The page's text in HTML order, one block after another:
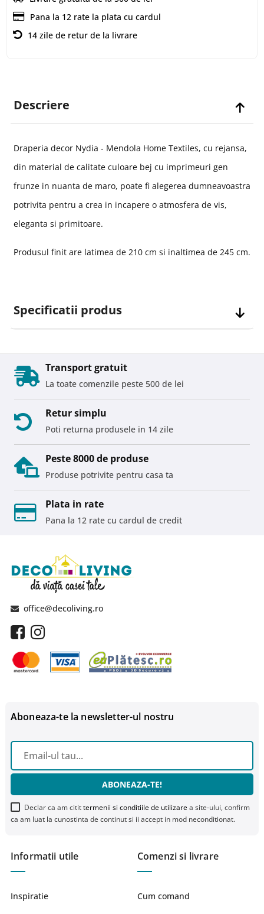
Pana la 12 rate la plata cu cardul
14 zile de retur de la livrare
Descriere
Draperia decor Nydia - Mendola Home Textiles, cu rejansa,
din material de calitate culoare bej cu imprimeuri gen
frunze in nuanta de maro, poate fi alegerea dumneavoastra
potrivita pentru a crea in incapere o atmosfera de vis,
eleganta si primitoare.
Produsul finit are latimea de 210 cm si inaltimea de 245 cm.
Specificatii produs
Transport gratuit
La toate comenzile peste 500 de lei
Retur simplu
Poti returna produsele in 14 zile
Peste 8000 de produse
Produse potrivite pentru casa ta
Plata in rate
Pana la 12 rate cu cardul de credit
office@decoliving.ro
Informatii utile
Inspiratie
Comenzi si livrare
Cum comand
Aboneaza-te la newsletter-ul nostru
ABONEAZA-TE!
Declar ca am citittermenii si conditiile de utilizarea site-ului, confirm
ca am luat la cunostinta de continut si ii accept in mod neconditionat.